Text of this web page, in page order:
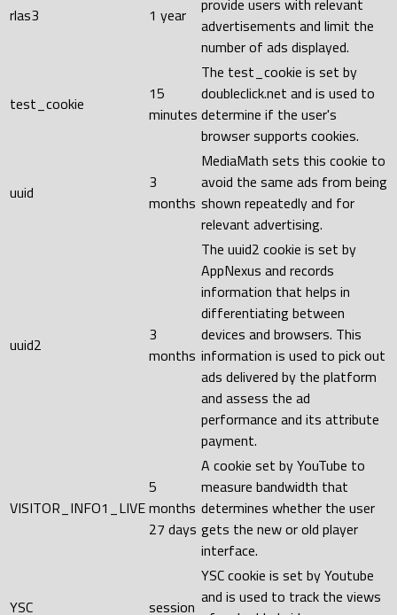
rlas3 1 year
provide users with relevant
advertisements and limit the
number of ads displayed.
test_cookie
15
minutes
The test_cookie is set by
doubleclick.net and is used to
determine if the user's
browser supports cookies.
uuid
3
months
MediaMath sets this cookie to
avoid the same ads from being
shown repeatedly and for
relevant advertising.
uuid2
3
months
The uuid2 cookie is set by
AppNexus and records
information that helps in
differentiating between
devices and browsers. This
information is used to pick out
ads delivered by the platform
and assess the ad
performance and its attribute
payment.
VISITOR_INFO1_LIVE
5
months
27 days
A cookie set by YouTube to
measure bandwidth that
determines whether the user
gets the new or old player
interface.
YSC session
YSC cookie is set by Youtube
and is used to track the views